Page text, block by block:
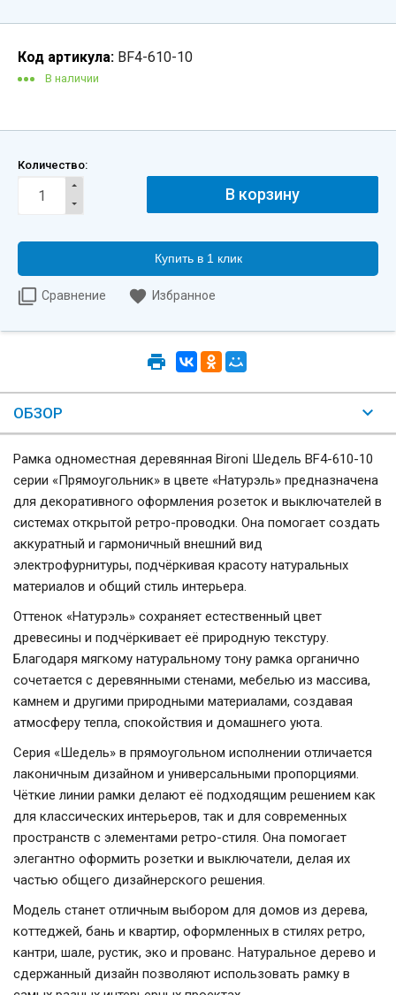
Код артикула: BF4-610-10
В наличии
Количество:
Купить в 1 клик
Сравнение Избранное
ОБЗОР
Рамка одноместная деревянная Bironi Шедель BF4-610-10
серии «Прямоугольник» в цвете «Натурэль» предназначена
для декоративного оформления розеток и выключателей в
системах открытой ретро-проводки. Она помогает создать
аккуратный и гармоничный внешний вид
электрофурнитуры, подчёркивая красоту натуральных
материалов и общий стиль интерьера.
Оттенок «Натурэль» сохраняет естественный цвет
древесины и подчёркивает её природную текстуру.
Благодаря мягкому натуральному тону рамка органично
сочетается с деревянными стенами, мебелью из массива,
камнем и другими природными материалами, создавая
атмосферу тепла, спокойствия и домашнего уюта.
Серия «Шедель» в прямоугольном исполнении отличается
лаконичным дизайном и универсальными пропорциями.
Чёткие линии рамки делают её подходящим решением как
для классических интерьеров, так и для современных
пространств с элементами ретро-стиля. Она помогает
элегантно оформить розетки и выключатели, делая их
частью общего дизайнерского решения.
Модель станет отличным выбором для домов из дерева,
коттеджей, бань и квартир, оформленных в стилях ретро,
кантри, шале, рустик, эко и прованс. Натуральное дерево и
сдержанный дизайн позволяют использовать рамку в